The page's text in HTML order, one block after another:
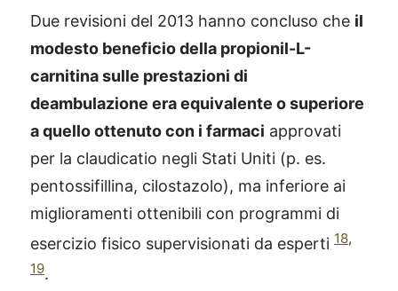
Due revisioni del 2013 hanno concluso che il
modesto beneficio della propionil-L-
carnitina sulle prestazioni di
deambulazione era equivalente o superiore
a quello ottenuto con i farmaci approvati
per la claudicatio negli Stati Uniti (p. es.
pentossifillina, cilostazolo), ma inferiore ai
miglioramenti ottenibili con programmi di
esercizio fisico supervisionati da esperti 18,
19.